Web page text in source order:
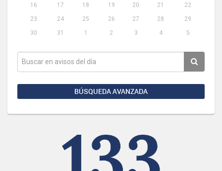
16
17 18 19 20 21
22
23
24 25 26 27 28
29
30
31 1 2 3 4 5
BÚSQUEDA AVANZADA